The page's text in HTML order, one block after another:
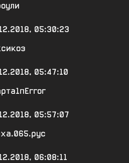
05:30:23
05:47:10
05:57:07
06:08:11